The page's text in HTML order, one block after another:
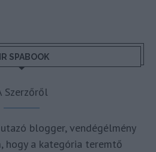
SPABOOK
Szerzőről
blogger, vendégélmény
hogy a kategória teremtő